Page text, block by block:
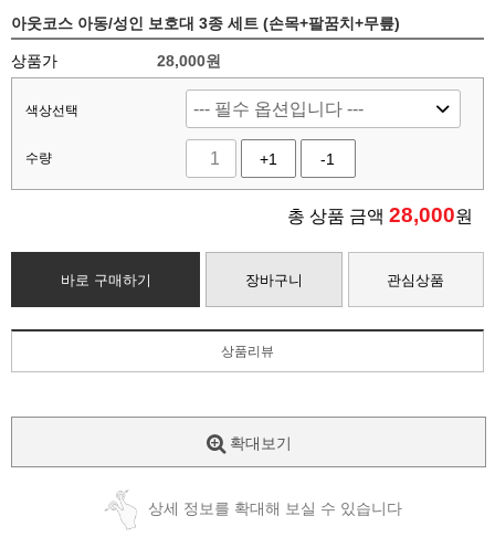
아웃코스 아동/성인 보호대 3종 세트 (손목+팔꿈치+무릎)
상품가 28,000원
색상선택
수량 +1 -1
총 상품 금액 28,000원
바로 구매하기 장바구니 관심상품
상품리뷰
확대보기
상세 정보를 확대해 보실 수 있습니다